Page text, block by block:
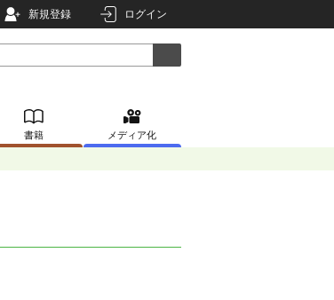
新規登録 ログイン
書籍 メディア化